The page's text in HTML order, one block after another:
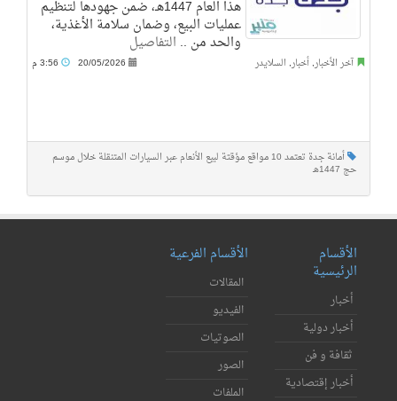
هذا العام 1447هـ، ضمن جهودها لتنظيم
عمليات البيع، وضمان سلامة الأغذية،
والحد من .. التفاصيل
آخر الأخبار, أخبار, السلايدر 20/05/2026
أمانة جدة تعتمد 10 مواقع مؤقتة لبيع الأنعام عبر السيارات المتنقلة خلال موسم
حج 1447هـ
الأقسام
الرئيسية
أخبار
أخبار دولية
ثقافة و فن
أخبار إقتصادية
الأقسام الفرعية
المقالات
الفيديو
الصوتيات
الصور
الملفات